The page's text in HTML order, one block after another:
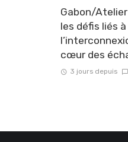
Gabon/
les défis liés à
cœur des
3 jours depuis